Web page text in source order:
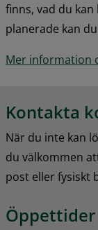
finns, vad du
planerade kan
Mer information
Kontakta
När du inte kan
du välkommen
post eller fysiskt